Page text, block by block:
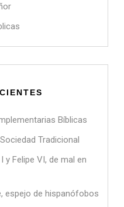
Bíblicas
Tradicional
y Felipe VI, de mal en
espejo de hispanófobos